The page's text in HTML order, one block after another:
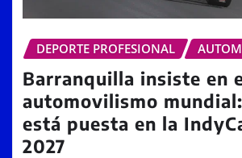
DEPORTE PROFESIONAL
Barranquilla insiste en
automovilismo
está puesta en la
2027